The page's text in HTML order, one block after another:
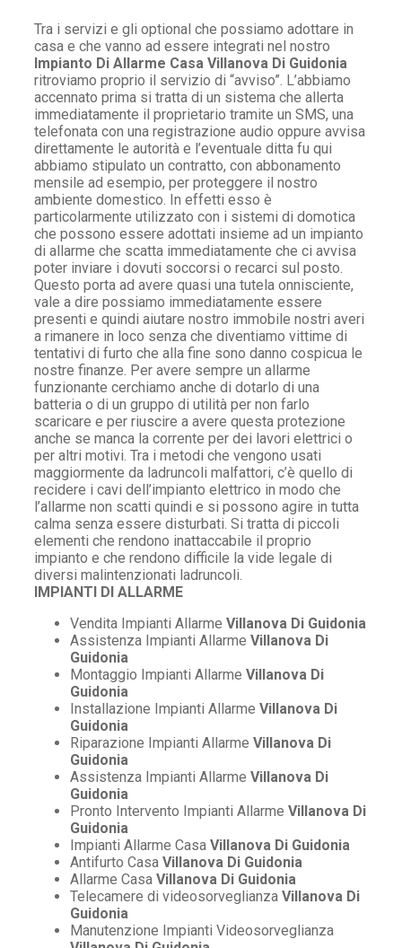
Tra i servizi e gli optional che possiamo adottare in
casa e che vanno ad essere integrati nel nostro
Impianto Di Allarme Casa Villanova Di Guidonia
ritroviamo proprio il servizio di “avviso”. L’abbiamo
accennato prima si tratta di un sistema che allerta
immediatamente il proprietario tramite un SMS, una
telefonata con una registrazione audio oppure avvisa
direttamente le autorità e l’eventuale ditta fu qui
abbiamo stipulato un contratto, con abbonamento
mensile ad esempio, per proteggere il nostro
ambiente domestico. In effetti esso è
particolarmente utilizzato con i sistemi di domotica
che possono essere adottati insieme ad un impianto
di allarme che scatta immediatamente che ci avvisa
poter inviare i dovuti soccorsi o recarci sul posto.
Questo porta ad avere quasi una tutela onnisciente,
vale a dire possiamo immediatamente essere
presenti e quindi aiutare nostro immobile nostri averi
a rimanere in loco senza che diventiamo vittime di
tentativi di furto che alla fine sono danno cospicua le
nostre finanze. Per avere sempre un allarme
funzionante cerchiamo anche di dotarlo di una
batteria o di un gruppo di utilità per non farlo
scaricare e per riuscire a avere questa protezione
anche se manca la corrente per dei lavori elettrici o
per altri motivi. Tra i metodi che vengono usati
maggiormente da ladruncoli malfattori, c’è quello di
recidere i cavi dell’impianto elettrico in modo che
l’allarme non scatti quindi e si possono agire in tutta
calma senza essere disturbati. Si tratta di piccoli
elementi che rendono inattaccabile il proprio
impianto e che rendono difficile la vide legale di
diversi malintenzionati ladruncoli.
IMPIANTI DI ALLARME
Vendita Impianti Allarme Villanova Di Guidonia
Assistenza Impianti Allarme Villanova Di
Guidonia
Montaggio Impianti Allarme Villanova Di
Guidonia
Installazione Impianti Allarme Villanova Di
Guidonia
Riparazione Impianti Allarme Villanova Di
Guidonia
Assistenza Impianti Allarme Villanova Di
Guidonia
Pronto Intervento Impianti Allarme Villanova Di
Guidonia
Impianti Allarme Casa Villanova Di Guidonia
Antifurto Casa Villanova Di Guidonia
Allarme Casa Villanova Di Guidonia
Telecamere di videosorveglianza Villanova Di
Guidonia
Manutenzione Impianti Videosorveglianza